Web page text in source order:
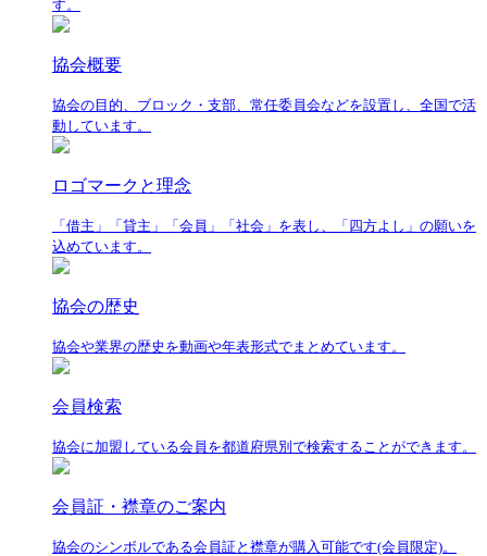
す。
協会概要
協会の目的、ブロック・支部、常任委員会などを設置し、全国で活
動しています。
ロゴマークと理念
「借主」「貸主」「会員」「社会」を表し、「四方よし」の願いを
込めています。
協会の歴史
協会や業界の歴史を動画や年表形式でまとめています。
会員検索
協会に加盟している会員を都道府県別で検索することができます。
会員証・襟章のご案内
協会のシンボルである会員証と襟章が購入可能です(会員限定)。